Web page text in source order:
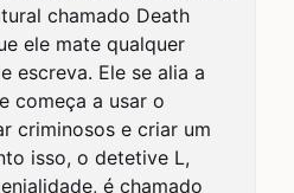
chamado Death
ele mate qualquer
escreva. Ele se alia a
começa a usar o
criminosos e criar um
isso, o detetive L,
é chamado